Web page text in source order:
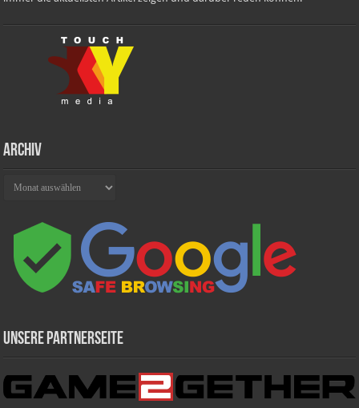
Archiv
Unsere Partnerseite